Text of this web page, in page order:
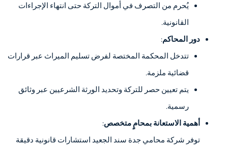
يُحرم من التصرف في أموال التركة حتى انتهاء الإجراءات
القانونية.
دور المحاكم:
تتدخل المحكمة المختصة لفرض تسليم الميراث عبر قرارات
قضائية ملزمة.
يتم تعيين حصر للتركة وتحديد الورثة الشرعيين عبر وثائق
رسمية.
أهمية الاستعانة بمحامٍ متخصص:
توفر شركة محامي جدة سند الجعيد استشارات قانونية دقيقة